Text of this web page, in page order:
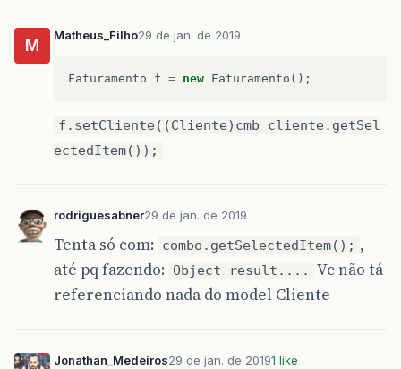
M
Matheus_Filho29 de jan. de 2019
Faturamento f = new Faturamento ();
f.setCliente((Cliente)cmb_cliente.getSel
ectedItem());
rodriguesabner29 de jan. de 2019
Tenta só com: combo.getSelectedItem(); ,
até pq fazendo: Object result....
Vc não tá
referenciando nada do model Cliente
Jonathan_Medeiros29 de jan. de 20191 like